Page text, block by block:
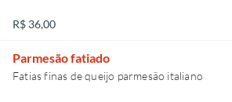
R$ 36,00
Parmesão fatiado
Fatias finas de queijo parmesão italiano